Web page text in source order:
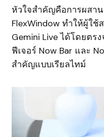
หัวใจสำคัญคือการผสาน
FlexWindow ทำให้ผู้ใช้
Gemini Live ได้โดยต
ฟีเจอร์ Now Bar และ
สำคัญแบบเรียลไทม์